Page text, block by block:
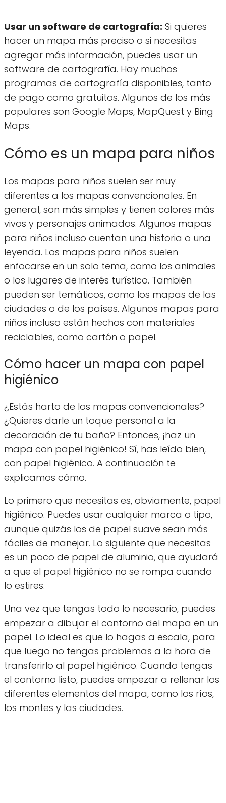
Usar un software de cartografía: Si quieres
hacer un mapa más preciso o si necesitas
agregar más información, puedes usar un
software de cartografía. Hay muchos
programas de cartografía disponibles, tanto
de pago como gratuitos. Algunos de los más
populares son Google Maps, MapQuest y Bing
Maps.
Cómo es un mapa para niños
Los mapas para niños suelen ser muy
diferentes a los mapas convencionales. En
general, son más simples y tienen colores más
vivos y personajes animados. Algunos mapas
para niños incluso cuentan una historia o una
leyenda. Los mapas para niños suelen
enfocarse en un solo tema, como los animales
o los lugares de interés turístico. También
pueden ser temáticos, como los mapas de las
ciudades o de los países. Algunos mapas para
niños incluso están hechos con materiales
reciclables, como cartón o papel.
Cómo hacer un mapa con papel
higiénico
¿Estás harto de los mapas convencionales?
¿Quieres darle un toque personal a la
decoración de tu baño? Entonces, ¡haz un
mapa con papel higiénico! Sí, has leído bien,
con papel higiénico. A continuación te
explicamos cómo.
Lo primero que necesitas es, obviamente, papel
higiénico. Puedes usar cualquier marca o tipo,
aunque quizás los de papel suave sean más
fáciles de manejar. Lo siguiente que necesitas
es un poco de papel de aluminio, que ayudará
a que el papel higiénico no se rompa cuando
lo estires.
Una vez que tengas todo lo necesario, puedes
empezar a dibujar el contorno del mapa en un
papel. Lo ideal es que lo hagas a escala, para
que luego no tengas problemas a la hora de
transferirlo al papel higiénico. Cuando tengas
el contorno listo, puedes empezar a rellenar los
diferentes elementos del mapa, como los ríos,
los montes y las ciudades.